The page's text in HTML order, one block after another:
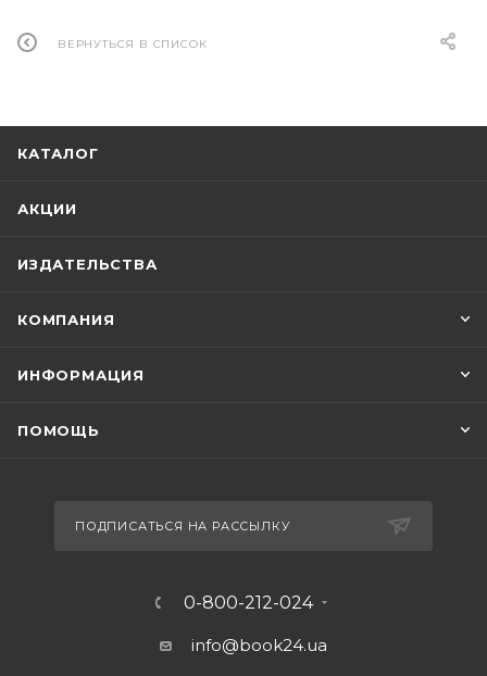
ВЕРНУТЬСЯ В СПИСОК
КАТАЛОГ
АКЦИИ
ИЗДАТЕЛЬСТВА
КОМПАНИЯ
ИНФОРМАЦИЯ
ПОМОЩЬ
ПОДПИСАТЬСЯ НА РАССЫЛКУ
0-800-212-024
info@book24.ua